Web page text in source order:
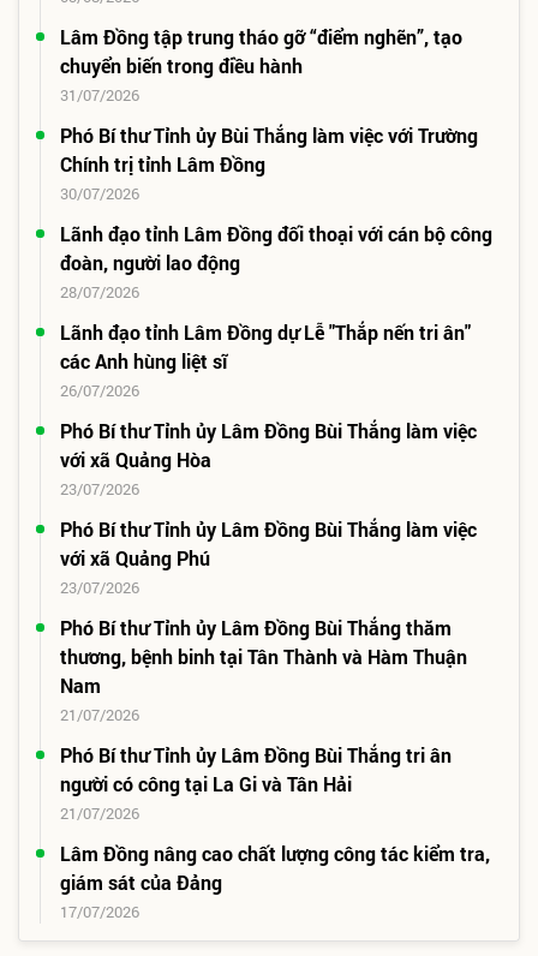
Lâm Đồng tập trung tháo gỡ “điểm nghẽn”, tạo
chuyển biến trong điều hành
31/07/2026
Phó Bí thư Tỉnh ủy Bùi Thắng làm việc với Trường
Chính trị tỉnh Lâm Đồng
30/07/2026
Lãnh đạo tỉnh Lâm Đồng đối thoại với cán bộ công
đoàn, người lao động
28/07/2026
Lãnh đạo tỉnh Lâm Đồng dự Lễ "Thắp nến tri ân"
các Anh hùng liệt sĩ
26/07/2026
Phó Bí thư Tỉnh ủy Lâm Đồng Bùi Thắng làm việc
với xã Quảng Hòa
23/07/2026
Phó Bí thư Tỉnh ủy Lâm Đồng Bùi Thắng làm việc
với xã Quảng Phú
23/07/2026
Phó Bí thư Tỉnh ủy Lâm Đồng Bùi Thắng thăm
thương, bệnh binh tại Tân Thành và Hàm Thuận
Nam
21/07/2026
Phó Bí thư Tỉnh ủy Lâm Đồng Bùi Thắng tri ân
người có công tại La Gi và Tân Hải
21/07/2026
Lâm Đồng nâng cao chất lượng công tác kiểm tra,
giám sát của Đảng
17/07/2026